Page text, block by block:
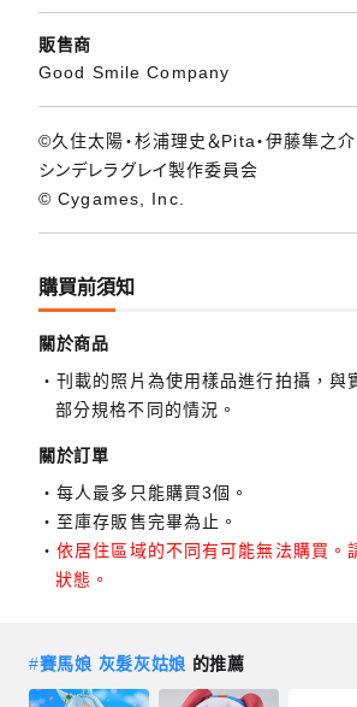
販售商
Good Smile Company
©久住太陽・杉浦理史＆Pita・伊藤隼之
シンデレラグレイ製作委員会
© Cygames, Inc.
購買前須知
關於商品
刊載的照片為使用樣品進行拍攝，與
部分規格不同的情況。
關於訂單
每人最多只能購買3個。
至庫存販售完畢為止。
依居住區域的不同有可能無法購買。
狀態。
#賽馬娘 灰髮灰姑娘 的推薦